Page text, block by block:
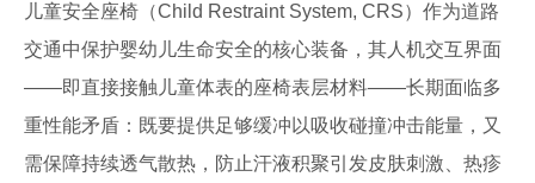
儿童安全座椅（Child Restraint System, CRS）作为道路
交通中保护婴幼儿生命安全的核心装备，其人机交互界面
——即直接接触儿童体表的座椅表层材料——长期面临多
重性能矛盾：既要提供足够缓冲以吸收碰撞冲击能量，又
需保障持续透气散热，防止汗液积聚引发皮肤刺激、热疹